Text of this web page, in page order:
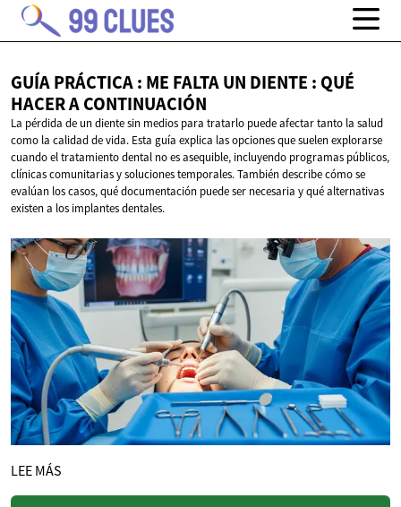
GUÍA PRÁCTICA : ME FALTA UN DIENTE : QUÉ
HACERA CONTINUACIÓN
La pérdida de un diente sin medios para tratarlo puede afectar tanto la salud
como la calidad de vida. Esta guía explica las opciones que suelen explorarse
cuando el tratamiento dental no es asequible, incluyendo programas públicos,
clínicas comunitarias y soluciones temporales. También describe cómo se
evalúan los casos, qué documentación puede ser necesaria y qué alternativas
existen a los implantes dentales.
LEE MÁS